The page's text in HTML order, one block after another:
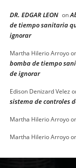
DR. EDGAR LEON on
de tiempo sanitaria
ignorar
Martha Hilerio Arroyo
bomba de tiempo
de ignorar
Edison Denizard Velez
sistema de controles
Martha Hilerio Arroyo
Martha Hilerio Arroyo